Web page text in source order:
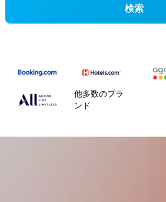
検索
他多数のブラ
ンド